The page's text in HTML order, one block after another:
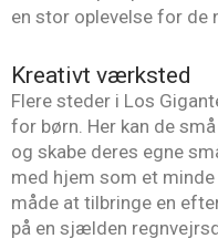
en stor oplevelse for de
Kreativt værksted
Flere steder i Los
for børn. Her kan de
og skabe deres egne
med hjem som et
måde at tilbringe en
på en sjælden